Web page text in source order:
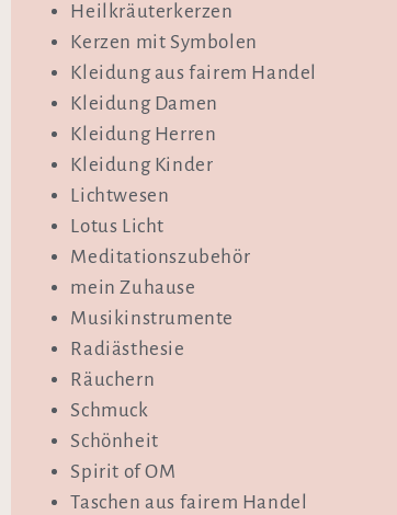
Heilkräuterkerzen
Kerzen mit Symbolen
Kleidung aus fairem Handel
Kleidung Damen
Kleidung Herren
Kleidung Kinder
Lichtwesen
Lotus Licht
Meditationszubehör
mein Zuhause
Musikinstrumente
Radiästhesie
Räuchern
Schmuck
Schönheit
Spirit of OM
Taschen aus fairem Handel